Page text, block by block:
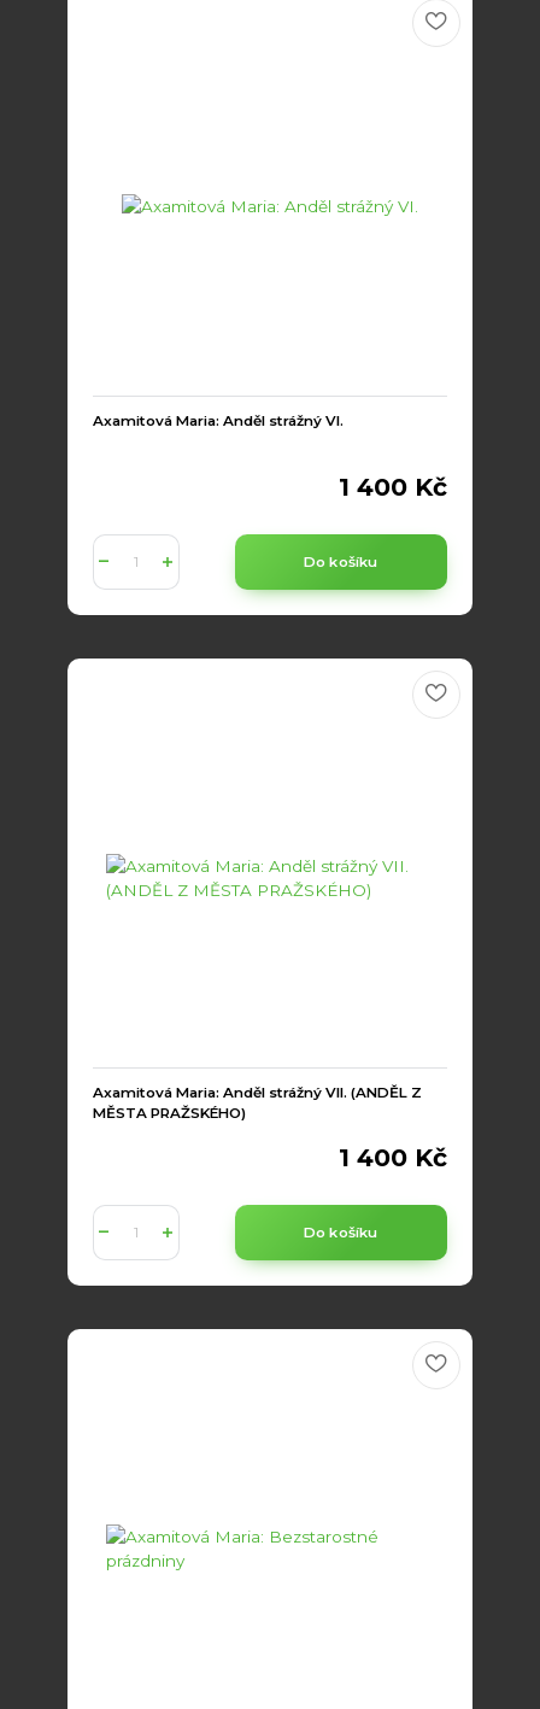
Axamitová Maria: Anděl strážný VI.
1 400 Kč
Do košíku
Axamitová Maria: Anděl strážný VII. (ANDĚL Z
MĚSTA PRAŽSKÉHO)
1 400 Kč
Do košíku